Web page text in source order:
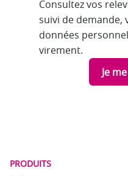
Consultez vos
suivi de demande,
données
virement.
Je
PRODUITS